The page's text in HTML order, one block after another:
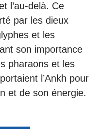
l’au-delà. Ce
par les dieux
et les
son importance
pharaons et les
l’Ankh pour
et de son énergie.